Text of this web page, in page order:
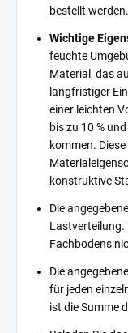
bestellt werden.
Wichtige
feuchte
Material, das
langfristiger
einer leichten
bis zu 10 %
kommen.
konstruktive
Die
Lastverteilung.
Fachbodens
Die
für jeden
ist die Summe